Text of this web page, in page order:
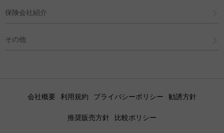
保険会社紹介
その他
会社概要 利用規約 プライバシーポリシー 勧誘方針
推奨販売方針 比較ポリシー